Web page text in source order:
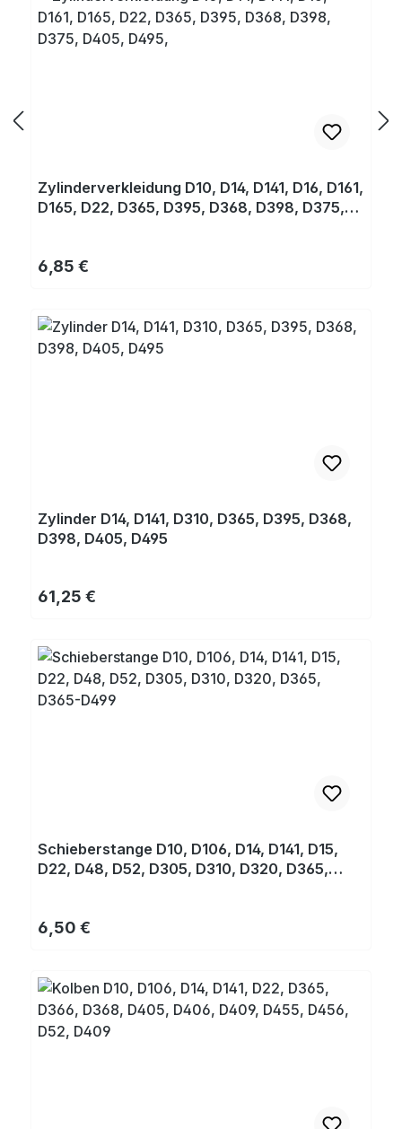
Zylinderverkleidung D10, D14, D141, D16, D161,
D165, D22, D365, D395, D368, D398, D375,
Regulärer Preis:
6,85 €
Zylinder D14, D141, D310, D365, D395, D368,
D398, D405, D495
Regulärer Preis:
61,25 €
Schieberstange D10, D106, D14, D141, D15,
D22, D48, D52, D305, D310, D320, D365,
Regulärer Preis:
6,50 €